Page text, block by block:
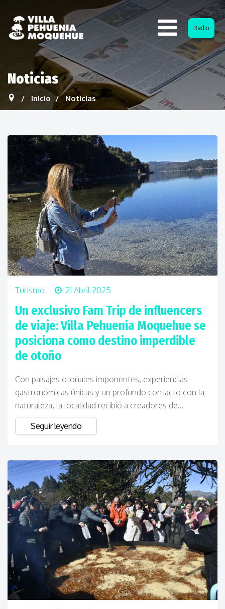
Radio
Noticias
Inicio Noticias
Turismo 21 Abril 2025
Un exclusivo Fam Trip de influencers
de viaje: Villa Pehuenia Moquehue se
posiciona como destino imperdible
de otoño
Con paisajes otoñales imponentes, experiencias
gastronómicas únicas y un profundo contacto con la
naturaleza, la localidad recibió a creadores de...
Seguir leyendo